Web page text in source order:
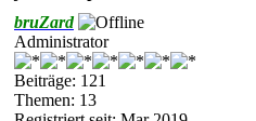
bruZard
Administrator
Beiträge: 121
Themen: 13